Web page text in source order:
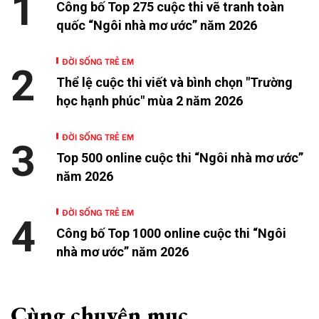
Công bố Top 275 cuộc thi vẽ tranh toàn
quốc “Ngôi nhà mơ ước” năm 2026
1
ĐỜI SỐNG TRẺ EM
Thể lệ cuộc thi viết và bình chọn "Trường
học hạnh phúc" mùa 2 năm 2026
2
ĐỜI SỐNG TRẺ EM
Top 500 online cuộc thi “Ngôi nhà mơ ước”
năm 2026
3
ĐỜI SỐNG TRẺ EM
Công bố Top 1000 online cuộc thi “Ngôi
nhà mơ ước” năm 2026
4